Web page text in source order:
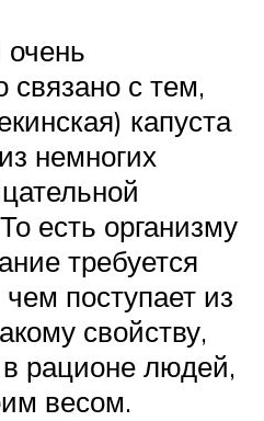
с тем,
капуста
немногих
есть организму
требуется
поступает из
свойству,
рационе людей,
весом.